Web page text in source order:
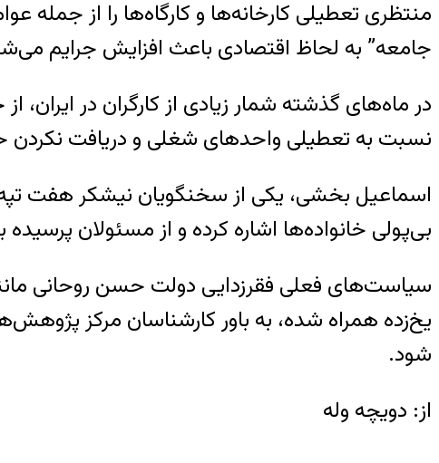
منتظری تعطیلی کارخانه‌ها و کارگاه‌ها را از
جامعه” به لحاظ اقتصادی باعث افزایش جرایم
در ماه‌های گذشته شمار زیادی از کارگران در ایران،
نسبت به تعطیلی واحدهای شغلی و دریافت نکردن
اسماعیل بخشی، یکی از سخنگویان نیشکر هفت
بی‌پولی خانواده‌ها اشاره کرده و از مسئولان
یخ‌زده همراه شده، به باور کارشناسان مرکز
شود.
از: دویچه وله